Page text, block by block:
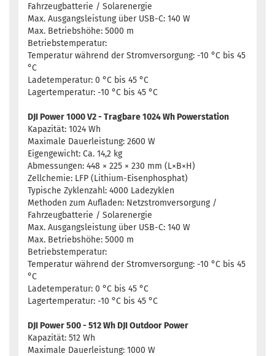
Fahrzeugbatterie / Solarenergie
Max. Ausgangsleistung über USB-C: 140 W
Max. Betriebshöhe: 5000 m
Betriebstemperatur:
Temperatur während der Stromversorgung: -10 °C bis 45
°C
Ladetemperatur: 0 °C bis 45 °C
Lagertemperatur: -10 °C bis 45 °C
DJI Power 1000 V2 - Tragbare 1024 Wh Powerstation
Kapazität: 1024 Wh
Maximale Dauerleistung: 2600 W
Eigengewicht: Ca. 14,2 kg
Abmessungen: 448 × 225 × 230 mm (L×B×H)
Zellchemie: LFP (Lithium-Eisenphosphat)
Typische Zyklenzahl: 4000 Ladezyklen
Methoden zum Aufladen: Netzstromversorgung /
Fahrzeugbatterie / Solarenergie
Max. Ausgangsleistung über USB-C: 140 W
Max. Betriebshöhe: 5000 m
Betriebstemperatur:
Temperatur während der Stromversorgung: -10 °C bis 45
°C
Ladetemperatur: 0 °C bis 45 °C
Lagertemperatur: -10 °C bis 45 °C
DJI Power 500 - 512 Wh DJI Outdoor Power
Kapazität: 512 Wh
Maximale Dauerleistung: 1000 W